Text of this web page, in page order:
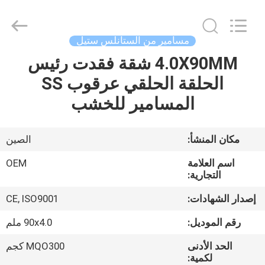
الصفحة
الرئيسية
معلومات
جولة
Business
License.
مسامير من الستانلس ستيل
4.0X90MM شقة فقدت رئيس
الحلقة الحلقي عرقوب SS
المسامير للخشب
مكان المنشأ:
الصين
اسم العلامة
التجارية:
OEM
إصدار الشهادات:
CE, ISO9001
رقم الموديل:
90x4.0 ملم
الحد الأدنى
لكمية:
MQO300 كجم